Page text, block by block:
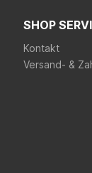
SHOP
Kontakt
Versand- &